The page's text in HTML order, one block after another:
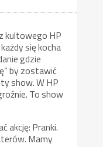
kultowego HP
się kocha
gdzie
by zostawić
show. W HP
To show
akcję: Pranki.
Mamy